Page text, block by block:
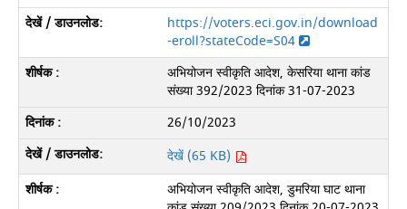
https://voters.eci.gov.in/download
-eroll?stateCode=S04
अभियोजन स्वीकृति आदेश, केसरिया थाना कांड
संख्या 392/2023 दिनांक 31-07-2023
26/10/2023
देखें (65 KB)
अभियोजन स्वीकृति आदेश, डुमरिया घाट थाना